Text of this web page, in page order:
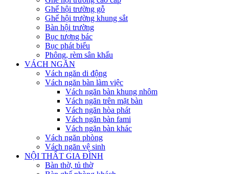
Ghế hội trường gỗ
Ghế hội trường khung sắt
Bàn hội trường
Bục tượng bác
Bục phát biểu
Phông, rèm sân khấu
VÁCH NGĂN
Vách ngăn di động
Vách ngăn bàn làm việc
Vách ngăn bàn khung nhôm
Vách ngăn trên mặt bàn
Vách ngăn hòa phát
Vách ngăn bàn fami
Vách ngăn bàn khác
Vách ngăn phòng
Vách ngăn vệ sinh
NỘI THẤT GIA ĐÌNH
Bàn thờ, tủ thờ